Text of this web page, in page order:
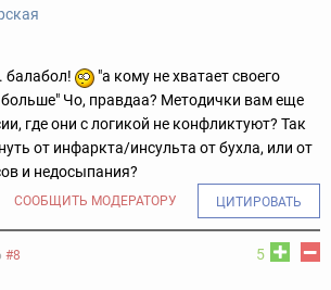
балабол!
"а кому не хватает своего
Чо, правдаа? Методички вам еще
где они с логикой не конфликтуют? Так
от инфаркта/инсульта от бухла, или от
и недосыпания?
СООБЩИТЬ МОДЕРАТОРУ ЦИТИРОВАТЬ
5
#8